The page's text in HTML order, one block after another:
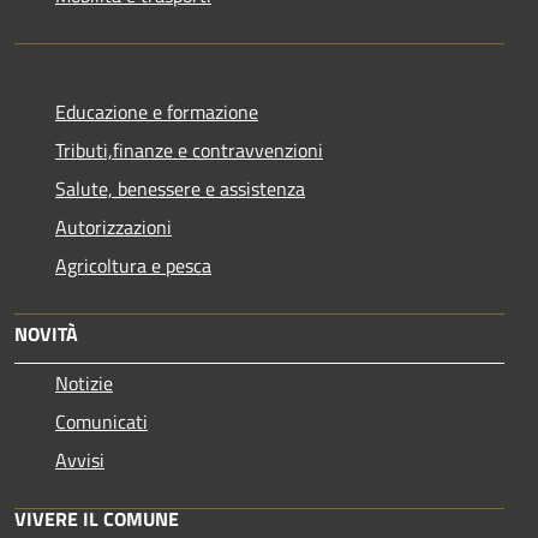
Educazione e formazione
Tributi,finanze e contravvenzioni
Salute, benessere e assistenza
Autorizzazioni
Agricoltura e pesca
NOVITÀ
Notizie
Comunicati
Avvisi
VIVERE IL COMUNE